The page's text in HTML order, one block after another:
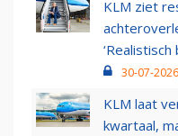
KLM ziet
‘Realistisch
30-07-
KLM laat
kwartaal,